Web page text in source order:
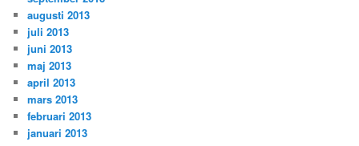
augusti 2013
juli 2013
juni 2013
maj 2013
april 2013
mars 2013
februari 2013
januari 2013